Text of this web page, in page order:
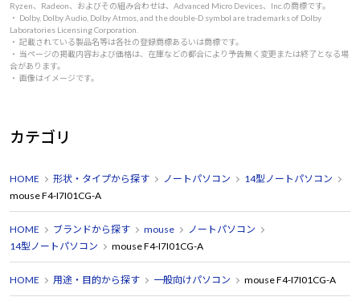
Ryzen、Radeon、およびその組み合わせは、Advanced Micro Devices、Inc.の商標です。
・ Dolby, Dolby Audio, Dolby Atmos, and the double-D symbol are trademarks of Dolby
Laboratories Licensing Corporation.
・ 記載されている製品名等は各社の登録商標あるいは商標です。
・ 当ページの掲載内容および価格は、在庫などの都合により予告無く変更または終了となる場
合があります。
・ 画像はイメージです。
カテゴリ
HOME 形状・タイプから探す ノートパソコン
14型ノートパソコン
mouse F4-I7I01CG-A
HOME ブランドから探す mouse
ノートパソコン
14型ノートパソコン
mouse F4-I7I01CG-A
HOME 用途・目的から探す 一般向けパソコン mouse F4-I7I01CG-A